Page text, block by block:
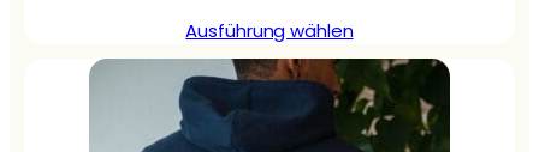
Ausführung wählen